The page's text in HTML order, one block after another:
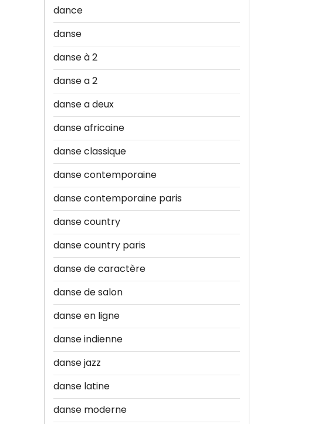
dance
danse
danse à 2
danse a 2
danse a deux
danse africaine
danse classique
danse contemporaine
danse contemporaine paris
danse country
danse country paris
danse de caractère
danse de salon
danse en ligne
danse indienne
danse jazz
danse latine
danse moderne